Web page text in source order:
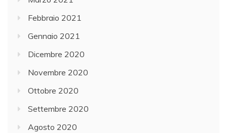
Febbraio 2021
Gennaio 2021
Dicembre 2020
Novembre 2020
Ottobre 2020
Settembre 2020
Agosto 2020